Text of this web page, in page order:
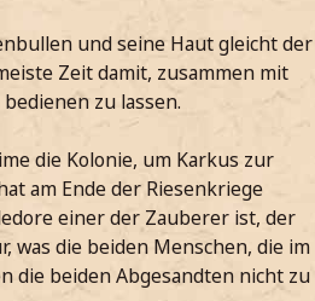
und seine Haut gleicht der
Zeit damit, zusammen mit
zu lassen.
die Kolonie, um Karkus zur
am Ende der Riesenkriege
einer der Zauberer ist, der
was die beiden Menschen, die im
die beiden Abgesandten nicht zu